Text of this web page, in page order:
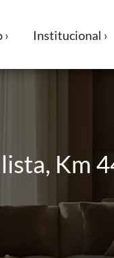
Institucional ›
Km